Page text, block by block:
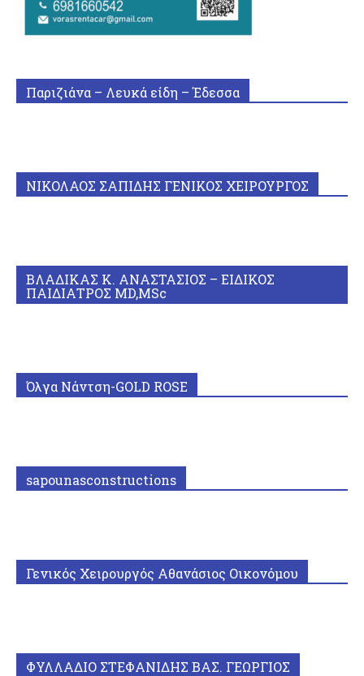
Παριζιάνα – Λευκά είδη – Έδεσσα
ΝΙΚΟΛΑΟΣ ΣΑΠΙΔΗΣ ΓΕΝΙΚΟΣ ΧΕΙΡΟΥΡΓΟΣ
ΒΛΑΔΙΚΑΣ Κ. ΑΝΑΣΤΑΣΙΟΣ – ΕΙΔΙΚΟΣ
ΠΑΙΔΙΑΤΡΟΣ MD,MSc
Όλγα Νάντση-GOLD ROSE
sapounasconstructions
Γενικός Χειρουργός Αθανάσιος Οικονόμου
ΦΥΛΛΑΔΙΟ ΣΤΕΦΑΝΙΔΗΣ ΒΑΣ. ΓΕΩΡΓΙΟΣ